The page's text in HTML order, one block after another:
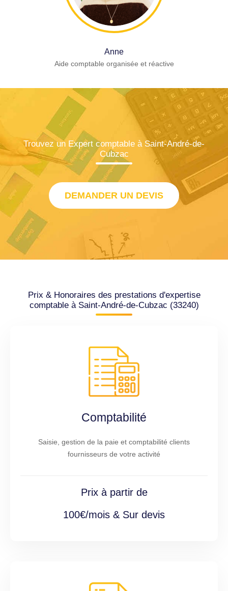
Anne
Aide comptable organisée et réactive
Trouvez un Expert comptable à Saint-André-de-
Cubzac
DEMANDER UN DEVIS
Prix & Honoraires des prestations d'expertise
comptable à Saint-André-de-Cubzac (33240)
Comptabilité
Saisie, gestion de la paie et comptabilité clients
fournisseurs de votre activité
Prix à partir de
100€/mois & Sur devis